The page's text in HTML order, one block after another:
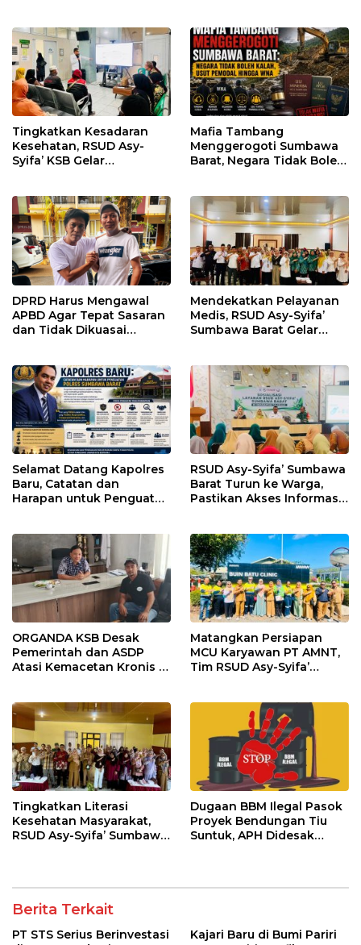
Tingkatkan Kesadaran
Kesehatan, RSUD Asy-
Syifa’ KSB Gelar
Mafia Tambang
Menggerogoti Sumbawa
Barat, Negara Tidak Boleh
DPRD Harus Mengawal
APBD Agar Tepat Sasaran
dan Tidak Dikuasai
Mendekatkan Pelayanan
Medis, RSUD Asy-Syifa’
Sumbawa Barat Gelar
Selamat Datang Kapolres
Baru, Catatan dan
Harapan untuk Penguatan
RSUD Asy-Syifa’ Sumbawa
Barat Turun ke Warga,
Pastikan Akses Informasi
ORGANDA KSB Desak
Pemerintah dan ASDP
Atasi Kemacetan Kronis di
Matangkan Persiapan
MCU Karyawan PT AMNT,
Tim RSUD Asy-Syifa’
Tingkatkan Literasi
Kesehatan Masyarakat,
RSUD Asy-Syifa’ Sumbawa
Dugaan BBM Ilegal Pasok
Proyek Bendungan Tiu
Suntuk, APH Didesak
Berita Terkait
PT STS Serius Berinvestasi
Kajari Baru di Bumi Pariri